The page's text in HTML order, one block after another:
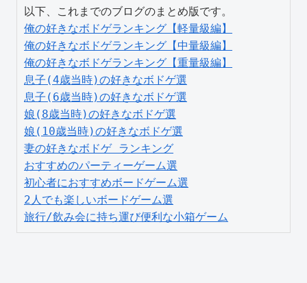
俺の好きなボドゲランキング【軽量級編】
俺の好きなボドゲランキング【中量級編】
俺の好きなボドゲランキング【重量級編】
息子(4歳当時)の好きなボドゲ選
息子(6歳当時)の好きなボドゲ選
娘(8歳当時)の好きなボドゲ選
娘(10歳当時)の好きなボドゲ選
妻の好きなボドゲ ランキング
おすすめのパーティーゲーム選
初心者におすすめボードゲーム選
2人でも楽しいボードゲーム選
旅行/飲み会に持ち運び便利な小箱ゲーム